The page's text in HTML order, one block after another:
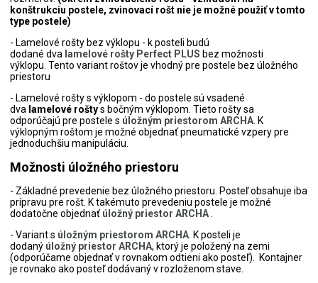
konštrukciu postele, zvinovací rošt nie je možné použiť v tomto
type postele)
- Lamelové rošty bez výklopu - k posteli budú
dodané dva lamelové rošty Perfect PLUS bez možnosti
výklopu. Tento variant roštov je vhodný pre postele bez úložného
priestoru
- Lamelové rošty s výklopom - do postele sú vsadené
dva lamelové roštys bočným výklopom. Tieto rošty sa
odporúčajú pre postele s úložným priestorom ARCHA . K
výklopným roštom je možné objednať pneumatické vzpery pre
jednoduchšiu manipuláciu.
Možnosti úložného priestoru
- Základné prevedenie bez úložného priestoru. Posteľ obsahuje iba
prípravu pre rošt. K takémuto prevedeniu postele je možné
dodatočne objednať úložný priestor ARCHA
- Variant s úložným priestorom ARCHA . K posteli je
dodaný úložný priestor ARCHA, ktorý je položený na zemi
(odporúčame objednať v rovnakom odtieni ako posteľ). Kontajner
je rovnako ako posteľ dodávaný v rozloženom stave.